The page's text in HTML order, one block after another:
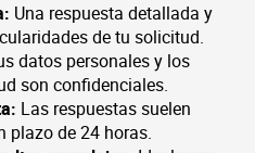
Una respuesta detallada y
de tu solicitud.
datos personales y los
son confidenciales.
Las respuestas suelen
plazo de 24 horas.